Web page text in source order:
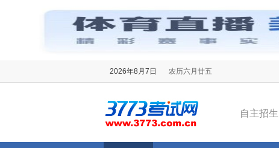
2026年8月7日 农历六月廿五
自主招生